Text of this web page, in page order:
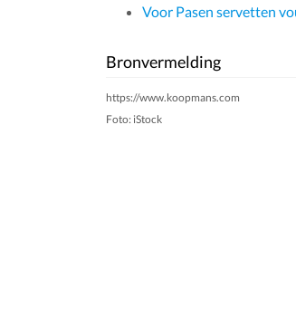
Voor Pasen servetten
Bronvermelding
https://www.koopmans.com
Foto: iStock